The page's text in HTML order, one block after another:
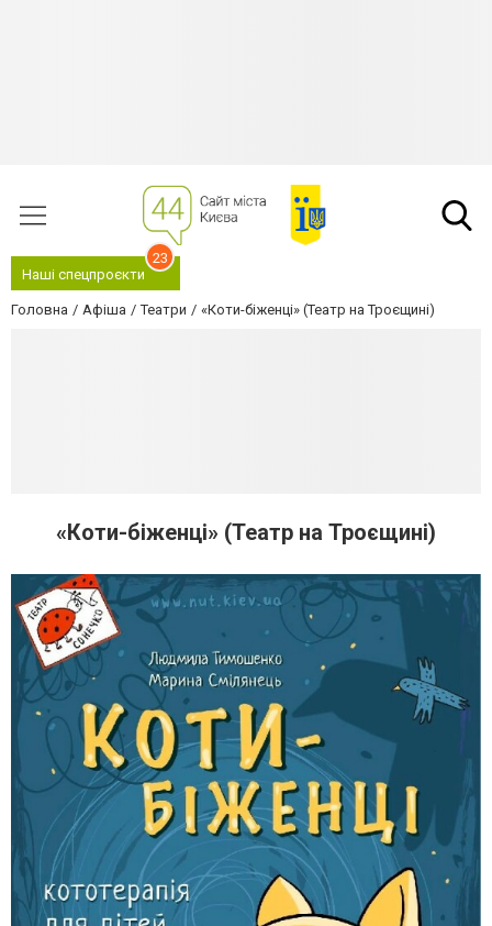
Наші спецпроєкти
23
Головна Афіша Театри «Коти-біженці» (Театр на Троєщині)
«Коти-біженці» (Театр на Троєщині)